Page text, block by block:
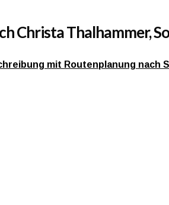
Christa Thalhammer,
mit Routenplanung nach